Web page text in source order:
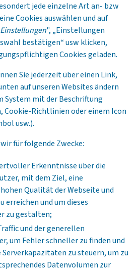
jede einzelne Art an- bzw
Cookies auswählen und auf
", „Einstellungen
bestätigen“ usw klicken,
Cookies geladen.
Sie jederzeit über einen Link,
auf unseren Websites ändern
System mit der Beschriftung
Cookie-Richtlinien oder einem Icon
usw.).
für folgende Zwecke:
Erkenntnisse über die
mit dem Ziel, eine
Qualität der Webseite und
erreichen und um dieses
zu gestalten;
und der generellen
um Fehler schneller zu finden und
Serverkapazitäten zu steuern, um zu
Datenvolumen zur